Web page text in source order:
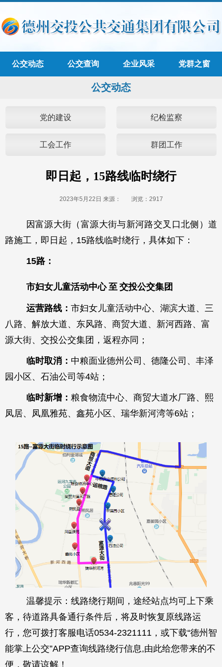
公交动态 公交查询 企业风采 党群之窗
公交动态
党的建设 纪检监察
工会工作 群团工作
即日起，15路线临时绕行
2023年5月22日 来源： 浏览： 2917
因富源大街（富源大街与新河路交叉口北侧）道
路施工， 即日起， 15路线临时绕行，具体如下：
15路：
市妇女儿童活动中心 至 交投公交集团
运营路线： 市妇女儿童活动中心、湖滨大道、三
八路、解放大道、东风路、商贸大道、新河西路、富
源大街、交投公交集团，返程亦同；
临时取消： 中粮面业德州公司、德隆公司、丰泽
园小区、石油公司等4站；
临时新增： 粮食物流中心、商贸大道水厂路、熙
凤居、凤凰雅苑、鑫苑小区、瑞华新河湾等6站；
温馨提示：线路绕行期间，途经站点均可上下乘
客，待道路具备通行条件后，将及时恢复原线路运
行，您可拨打客服电话0534-2321111，或下载“德州智
能掌上公交”APP查询线路绕行信息,由此给您带来的不
便，敬请谅解！